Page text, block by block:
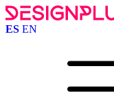
ES EN